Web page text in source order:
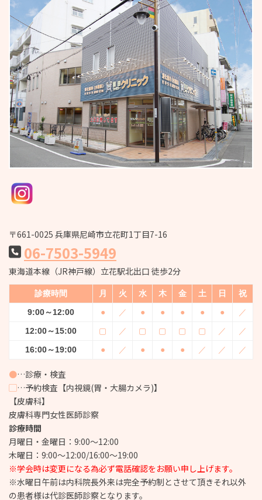
〒661-0025 兵庫県尼崎市立花町1丁目7-16
06-7503-5949
東海道本線（JR神戸線）立花駅北出口 徒歩2分
診療時間 月 火 水 木 金 土 日
祝
9:00～12:00
● ／ ● ● ● ● ●
／
12:00～15:00
▢ ／ ▢ ▢ ▢ ▢ ／
／
16:00～19:00
● ／ ● ● ● ／ ／ ／
●…診療・検査
▢…予約検査【内視鏡(胃・大腸カメラ)】
【皮膚科】
皮膚科専門女性医師診察
診療時間
月曜日・金曜日：9:00～12:00
木曜日：9:00～12:00/16:00～19:00
※学会時は変更になる為必ず電話確認をお願い申し上げます。
※水曜日午前は内科院長外来は完全予約制とさせて頂きそれ以外
の患者様は代診医師診察となります。